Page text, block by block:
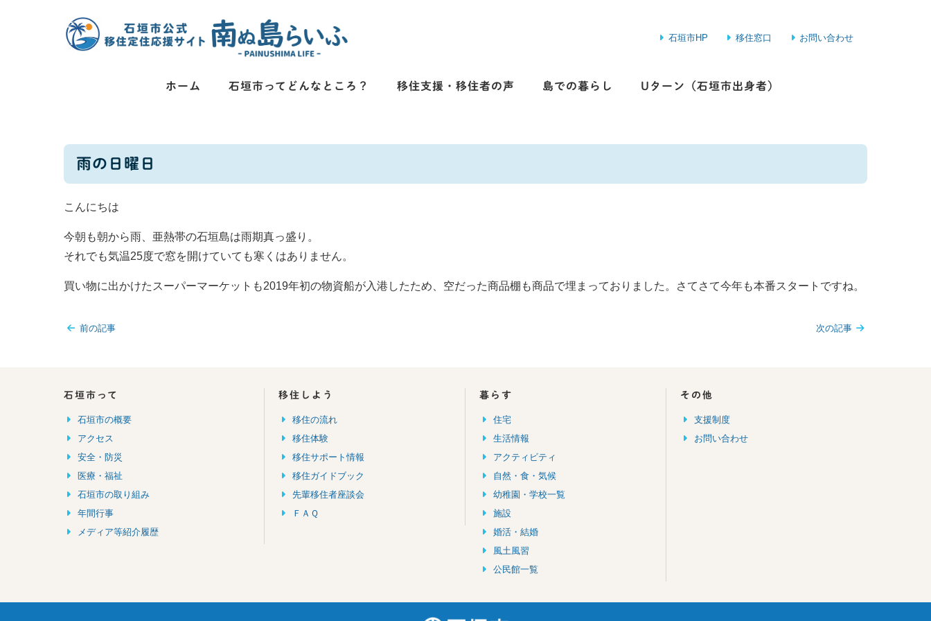
石垣市HP 移住窓口 お問い合わせ
ホーム 石垣市ってどんなところ？ 移住支援・移住者の声 島での暮らし Uターン（石垣市出身者）
雨の日曜日
こんにちは
今朝も朝から雨、亜熱帯の石垣島は雨期真っ盛り。
それでも気温25度で窓を開けていても寒くはありません。
買い物に出かけたスーパーマーケットも2019年初の物資船が入港したため、空だった商品棚も商品で埋まっておりました。さてさて今年も本番スタートですね。
前の記事 次の記事
石垣市って
石垣市の概要
アクセス
安全・防災
医療・福祉
石垣市の取り組み
年間行事
メディア等紹介履歴
移住しよう
移住の流れ
移住体験
移住サポート情報
移住ガイドブック
先輩移住者座談会
ＦＡＱ
暮らす
住宅
生活情報
アクティビティ
自然・食・気候
幼稚園・学校一覧
施設
婚活・結婚
風土風習
公民館一覧
その他
支援制度
お問い合わせ